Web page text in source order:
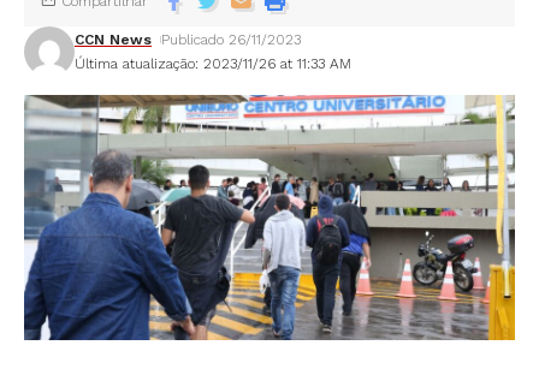
Última atualização: 2023/11/26 at 11:33 AM
CCN News Publicado 26/11/2023